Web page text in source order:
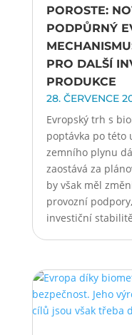
POROSTE:
PODPŮRNÝ
PRO DALŠÍ
PRODUKCE
28. ČERVENCE
Evropský trh s
poptávka po této
zemního plynu
zaostává za
by však měl
provozní
investiční